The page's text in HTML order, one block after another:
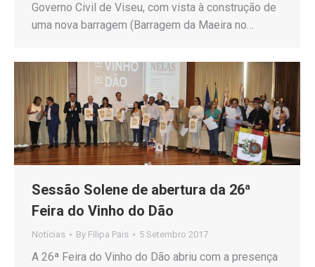
Governo Civil de Viseu, com vista à construção de
uma nova barragem (Barragem da Maeira no…
Sessão Solene de abertura da 26ª
Feira do Vinho do Dão
Notícias By Filipa Pais 5 Setembro 2017
A 26ª Feira do Vinho do Dão abriu com a presença